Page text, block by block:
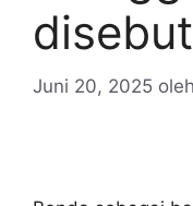
Juni 20, 2025 oleh